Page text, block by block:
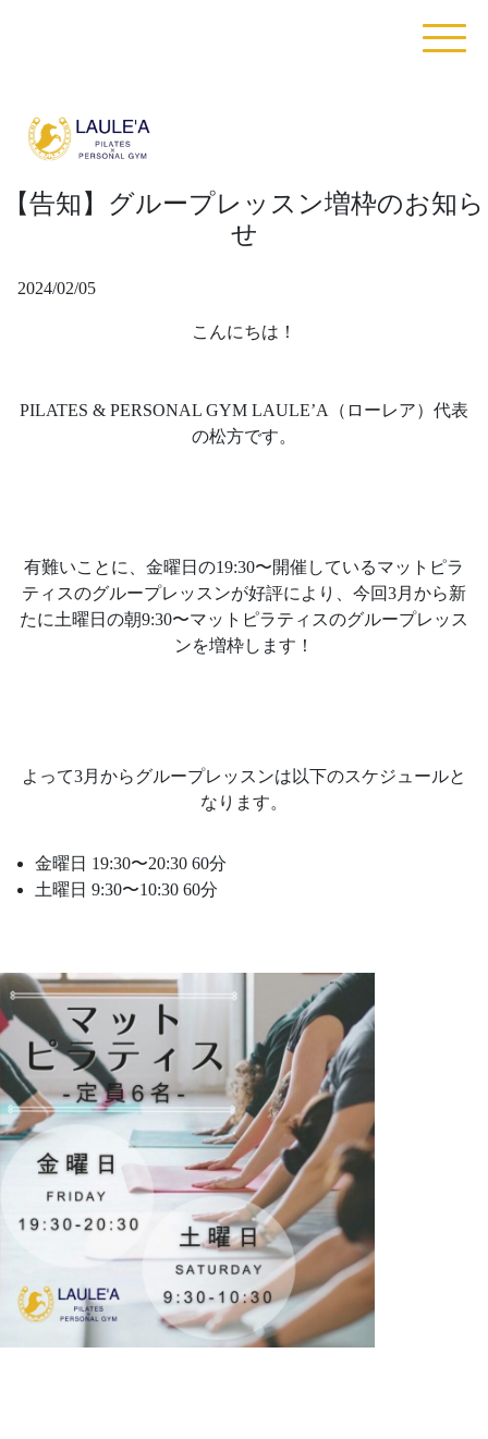
【告知】グループレッスン増枠のお知ら
せ
2024/02/05
こんにちは！
PILATES & PERSONAL GYM LAULE’A（ローレア）代表
の松方です。
有難いことに、金曜日の19:30〜開催しているマットピラ
ティスのグループレッスンが好評により、今回3月から新
たに土曜日の朝9:30〜マットピラティスのグループレッス
ンを増枠します！
よって3月からグループレッスンは以下のスケジュールと
なります。
金曜日 19:30〜20:30 60分
土曜日 9:30〜10:30 60分